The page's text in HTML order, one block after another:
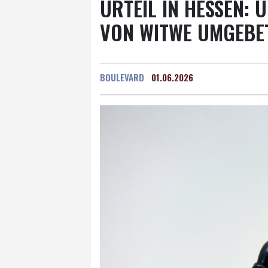
URTEIL IN HESSEN:
VON WITWE
BOULEVARD 01.06.2026